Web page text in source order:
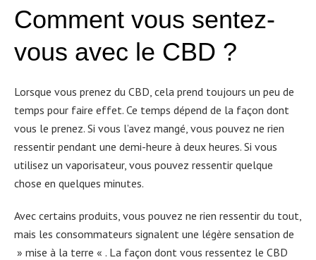
Comment vous sentez-
vous avec le CBD ?
Lorsque vous prenez du CBD, cela prend toujours un peu de
temps pour faire effet. Ce temps dépend de la façon dont
vous le prenez. Si vous l’avez mangé, vous pouvez ne rien
ressentir pendant une demi-heure à deux heures. Si vous
utilisez un vaporisateur, vous pouvez ressentir quelque
chose en quelques minutes.
Avec certains produits, vous pouvez ne rien ressentir du tout,
mais les consommateurs signalent une légère sensation de
» mise à la terre « . La façon dont vous ressentez le CBD